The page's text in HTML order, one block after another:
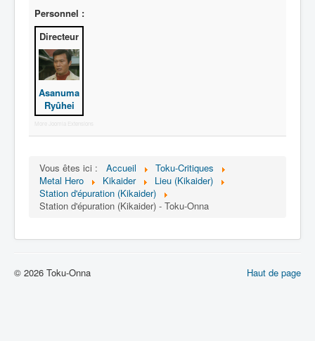
Lexique
Jinzô ningen Kikaider (人造 人間
キカイダー) = Androïde Kikaider
Série
Objets
Lieux
Références
Personnel :
Directeur
Asanuma
Ryûhei
More Joomla Extensions
Vous êtes ici : Accueil
Toku-Critiques
Metal Hero
Kikaider
Lieu (Kikaider)
Station d'épuration (Kikaider)
Station d'épuration (Kikaider) - Toku-Onna
Haut de page
© 2026 Toku-Onna